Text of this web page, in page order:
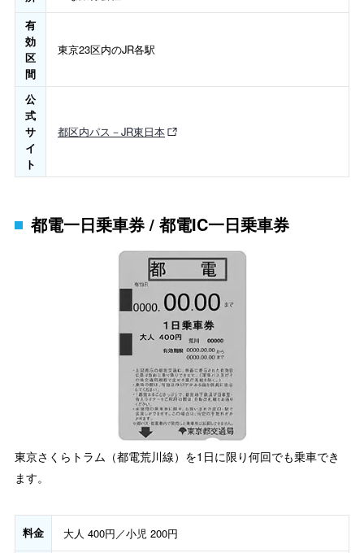
有
効
区
間
東京23区内のJR各駅
公
式
サ
イ
ト
都区内パス－JR東日本
都電一日乗車券 / 都電IC一日乗車券
東京さくらトラム（都電荒川線）を1日に限り何回でも乗車でき
ます。
料金 大人 400円／小児 200円